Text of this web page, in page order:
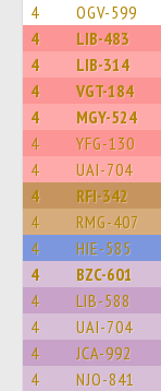
4 OGV-599
4 LIB-483
4 LIB-314
4 VGT-184
4 MGY-524
4 YFG-130
4 UAI-704
4 RFI-342
4 RMG-407
4 HIE-585
4 BZC-601
4 LIB-588
4 UAI-704
4 JCA-992
4 NJO-841